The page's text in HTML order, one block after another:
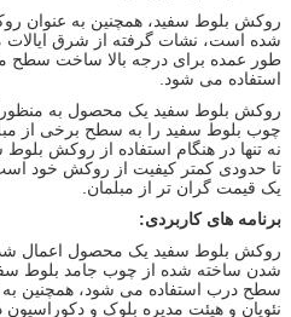
روکش بلوط سفید، همچنین به عنوان
شده است، نشات گرفته از شرق
طور عمده برای درجه بالا ساخت سطح
استفاده می شود.
روکش بلوط سفید یک محصول به
چوب بلوط سفید را به سطح برخی از
نه تنها در هنگام استفاده از روکش بلوط
تا حدودی کمتر کیفیت از روکش خود
یک قیمت گران تر از مبلمان.
برنامه های کاربردی:
روکش بلوط سفید یک محصول اعمال
شدن ساخته شده از چوب جامد بلوط
سطح درب استفاده می شود، همچنین به
نئوپان و هیئت مدیره بلوک و